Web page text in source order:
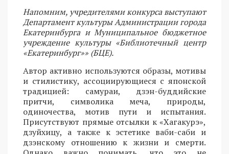
Напомним, учредителями конкурса выступают
Департамент культуры Администрации города
Екатеринбурга и Муниципальное бюджетное
учреждение культуры «Библиотечный центр
«Екатеринбург»» (БЦЕ).
Автор активно используются образы, мотивы
и стилистику, ассоциирующиеся с японской
традицией: самураи, дзэн-буддийские
притчи, символика меча, природы,
одиночества, мотив пути и испытания.
Присутствуют прямые отсылки к «Хагакурэ»,
дзуйхицу, а также к эстетике ваби-саби и
дзэнскому отношению к жизни и смерти.